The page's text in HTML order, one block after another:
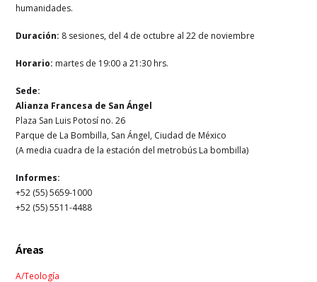
humanidades.
Duración: 8 sesiones, del 4 de octubre al 22 de noviembre
Horario: martes de 19:00 a 21:30 hrs.
Sede:
Alianza Francesa de San Ángel
Plaza San Luis Potosí no. 26
Parque de La Bombilla, San Ángel, Ciudad de México
(A media cuadra de la estación del metrobús La bombilla)
Informes:
+52 (55) 5659-1000
+52 (55) 5511-4488
Áreas
A/Teología